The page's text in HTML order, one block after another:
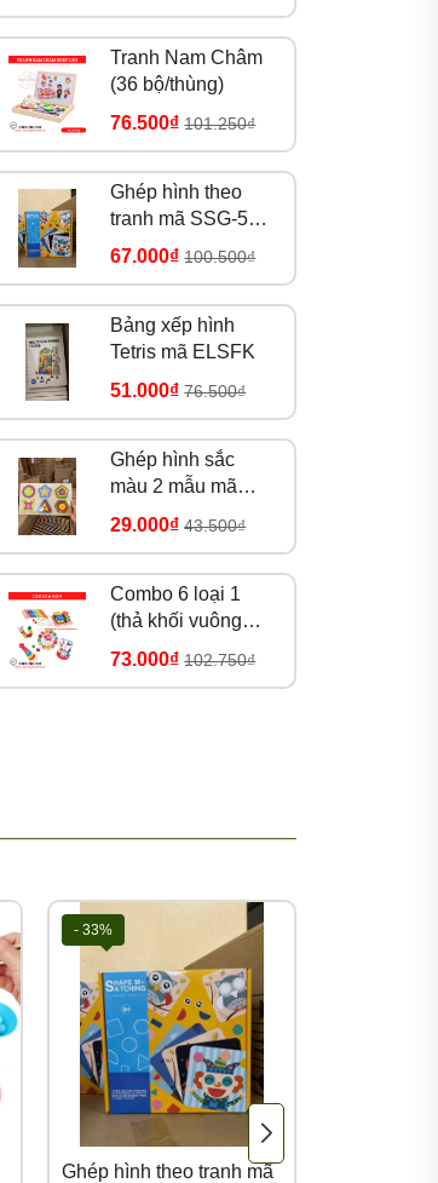
Tranh Nam Châm
(36 bộ/thùng)
76.500₫ 101.250₫
Ghép hình theo
tranh mã SSG-526
(48 bộ/thùng)
67.000₫ 100.500₫
Bảng xếp hình
Tetris mã ELSFK
51.000₫ 76.500₫
Ghép hình sắc
màu 2 mẫu mã
30*18-2
29.000₫ 43.500₫
Combo 6 loại 1
(thả khối vuông
loại to 12cm) (100
73.000₫ 102.750₫
- 33%
Ghép hình theo tranh mã